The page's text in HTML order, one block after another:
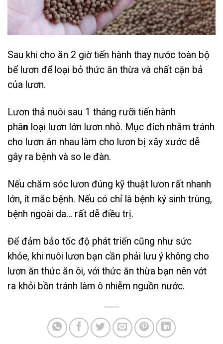
Sau khi cho ăn 2 giờ tiến hành thay nước toàn bộ
bể lươn để loại bỏ thức ăn thừa và chất cặn bả
của lươn.
Lươn thả nuôi sau 1 tháng rưỡi tiến hành
phân loại lươn lớn lươn nhỏ. Mục đích nhằm tránh
cho lươn ăn nhau làm cho lươn bị xây xước dễ
gây ra bệnh và so le đàn.
Nếu chăm sóc lươn đúng kỹ thuật lươn rất nhanh
lớn, ít mắc bệnh. Nếu có chỉ là bệnh ký sinh trùng,
bệnh ngoài da… rất dễ điều trị.
Để đảm bảo tốc độ phát triển cũng như sức
khỏe, khi nuôi lươn bạn cần phải lưu ý không cho
lươn ăn thức ăn ôi, với thức ăn thừa bạn nên vớt
ra khỏi bồn tránh làm ô nhiễm nguồn nước.